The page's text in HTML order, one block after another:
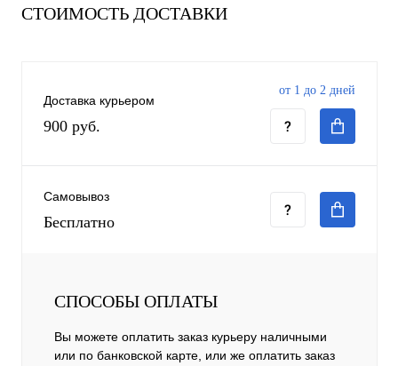
СТОИМОСТЬ ДОСТАВКИ
Доставка курьером
900 руб.
от 1 до 2 дней
Самовывоз
Бесплатно
СПОСОБЫ ОПЛАТЫ
Вы можете оплатить заказ курьеру наличными
или по банковской карте, или же оплатить заказ